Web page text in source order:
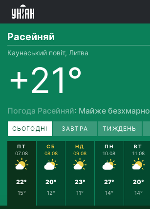
Расейняй
Каунаський повіт, Литва
+21°
Погода Расейняй: Майже безхмарно
СЬОГОДНІ ЗАВТРА ТИЖДЕНЬ
ПТ
07.08
22°
15°
СБ
08.08
20°
12°
НД
09.08
23°
11°
ПН
10.08
27°
14°
ВТ
11.08
20°
14°